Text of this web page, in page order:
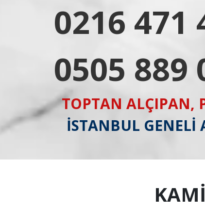
0216 471
0505 889
TOPTAN ALÇIPAN,
İSTANBUL GENELİ